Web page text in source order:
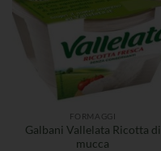
FORMAGGI
Galbani Vallelata Ricotta di
mucca